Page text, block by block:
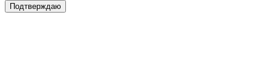
Подтверждаю